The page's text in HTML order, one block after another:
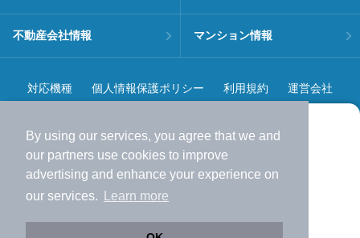
By using our services, you agree that we and
our partners use cookies to improve
advertising and enhance your experience on
our services.
Learn more
より使いやすくなった
アプリで物件探ししませんか？
サクサク動く地図で物件検索
不動産会社情報 マンション情報
対応機種 個人情報保護ポリシー 利用規約 運営会社
©NIFTY Lifestyle Co., Ltd.